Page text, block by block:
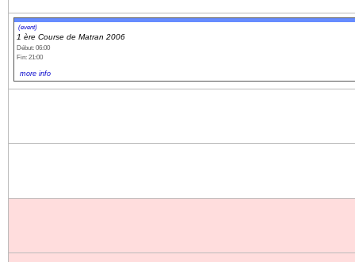
(event)
1 ère Course de Matran 2006
Début: 06:00
Fin: 21:00
more info